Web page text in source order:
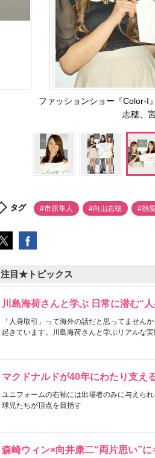
ファッションショー『Color-I
志穂、
タグ #市原隼人 #向山志穂 #熱
注目★トピックス
川島海荷さんと学ぶ 日常に潜む“
「人身取引」って海外の話だと思ってません
起きています。川島海荷さんと学ぶリアルな
マクドナルドが40年にわたり支え
ユニフォームの右袖には出場者のみに与えら
球児たちが頂点を目指す
森崎ウィン×向井康二“両片思い”